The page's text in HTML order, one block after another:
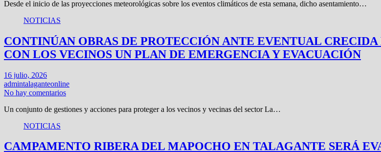
Desde el inicio de las proyecciones meteorológicas sobre los eventos climáticos de esta semana, dicho asentamiento…
NOTICIAS
CONTINÚAN OBRAS DE PROTECCIÓN ANTE EVENTUAL
CON LOS VECINOS UN PLAN DE EMERGENCIA Y EVACUACIÓN
16 julio, 2026
admintalaganteonline
No hay comentarios
Un conjunto de gestiones y acciones para proteger a los vecinos y vecinas del sector La…
NOTICIAS
CAMPAMENTO RIBERA DEL MAPOCHO EN TALAGANTE SERÁ